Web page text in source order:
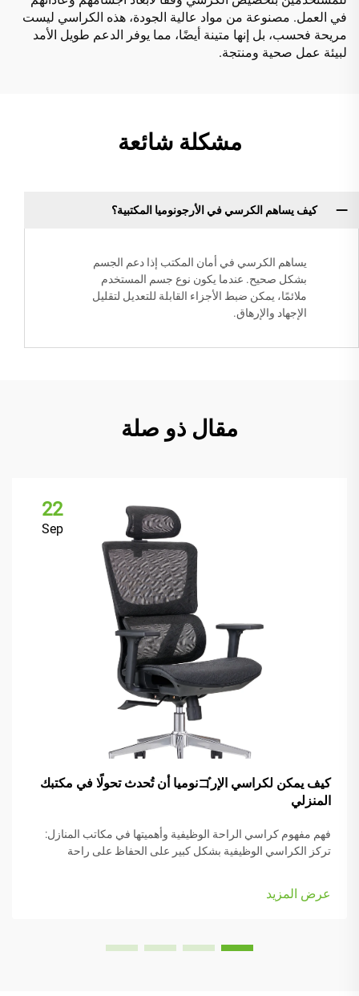
في العمل. مصنوعة من مواد عالية الجودة، هذه الكراسي ليست
مريحة فحسب، بل إنها متينة أيضًا، مما يوفر الدعم طويل الأمد
لبيئة عمل صحية ومنتجة.
مشكلة شائعة
كيف يساهم الكرسي في الأرجونوميا المكتبية؟
يساهم الكرسي في أمان المكتب إذا دعم الجسم
بشكل صحيح. عندما يكون نوع جسم المستخدم
ملائمًا، يمكن ضبط الأجزاء القابلة للتعديل لتقليل
الإجهاد والإرهاق.
مقال ذو صلة
22
Sep
كيف يمكن لكراسي الإرゴنوميا أن تُحدث تحولًا في مكتبك
المنزلي
فهم مفهوم كراسي الراحة الوظيفية وأهميتها في مكاتب المنازل:
تركز الكراسي الوظيفية بشكل كبير على الحفاظ على راحة
النماذج مزودة بـ...
عرض المزيد